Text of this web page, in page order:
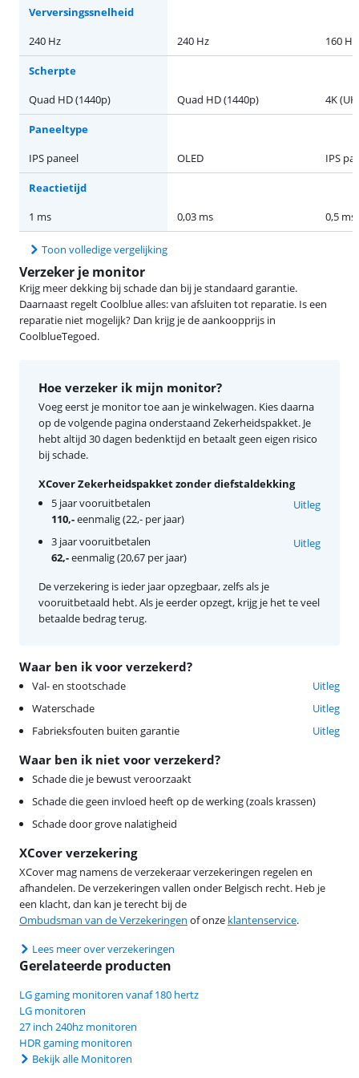
Verversingssnelheid
240 Hz
240 Hz 160 Hz
Scherpte
Quad HD (1440p)
Quad HD (1440p) 4K
Paneeltype
IPS paneel
OLED IPS
Reactietijd
1 ms
0,03 ms 0,5 ms
Toon volledige vergelijking
Verzeker je monitor
Krijg meer dekking bij schade dan bij je standaard garantie.
Daarnaast regelt Coolblue alles: van afsluiten tot reparatie. Is een
reparatie niet mogelijk? Dan krijg je de aankoopprijs in
CoolblueTegoed.
Waar ben ik voor verzekerd?
Val- en stootschade
Uitleg
Waterschade
Uitleg
Fabrieksfouten buiten garantie
Uitleg
Waar ben ik niet voor verzekerd?
Schade die je bewust veroorzaakt
Schade die geen invloed heeft op de werking (zoals krassen)
Schade door grove nalatigheid
XCover verzekering
XCover mag namens de verzekeraar verzekeringen regelen en
afhandelen. De verzekeringen vallen onder Belgisch recht. Heb je
een klacht, dan kan je terecht bij de
Ombudsman van de Verzekeringen of onze klantenservice.
Lees meer over verzekeringen
Hoe verzeker ik mijn monitor?
Voeg eerst je monitor toe aan je winkelwagen. Kies daarna
op de volgende pagina onderstaand Zekerheidspakket. Je
hebt altijd 30 dagen bedenktijd en betaalt geen eigen risico
bij schade.
XCover Zekerheidspakket zonder diefstaldekking
5 jaar vooruitbetalen
110,-eenmalig (22,- per jaar)
Uitleg
3 jaar vooruitbetalen
62,-eenmalig (20,67 per jaar)
Uitleg
De verzekering is ieder jaar opzegbaar, zelfs als je
vooruitbetaald hebt. Als je eerder opzegt, krijg je het te veel
betaalde bedrag terug.
Gerelateerde producten
LG gaming monitoren vanaf 180 hertz
LG monitoren
27 inch 240hz monitoren
HDR gaming monitoren
Bekijk alle Monitoren